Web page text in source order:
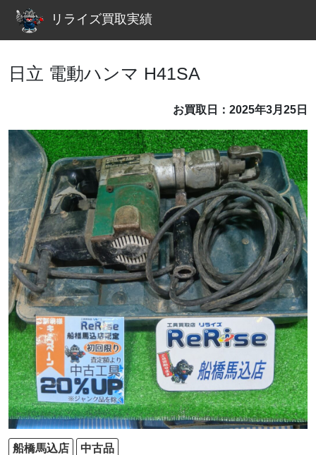
リライズ買取実績
日立 電動ハンマ H41SA
お買取日：2025年3月25日
船橋馬込店 中古品